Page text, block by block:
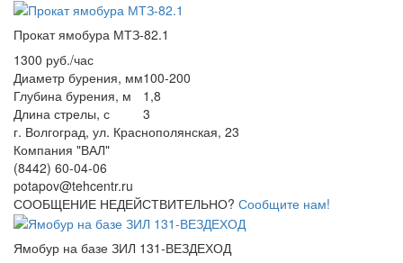
Прокат ямобура МТЗ-82.1
1300 руб./час
Диаметр бурения, мм100-200
Глубина бурения, м
1,8
Длина стрелы, с
3
г. Волгоград, ул. Краснополянская, 23
Компания "ВАЛ"
(8442) 60-04-06
potapov@tehcentr.ru
СООБЩЕНИЕ НЕДЕЙСТВИТЕЛЬНО? Сообщите нам!
Ямобур на базе ЗИЛ 131-ВЕЗДЕХОД